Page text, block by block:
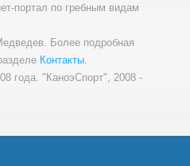
портал по гребным видам
Более подробная
Контакты
года. "КаноэСпорт", 2008 -